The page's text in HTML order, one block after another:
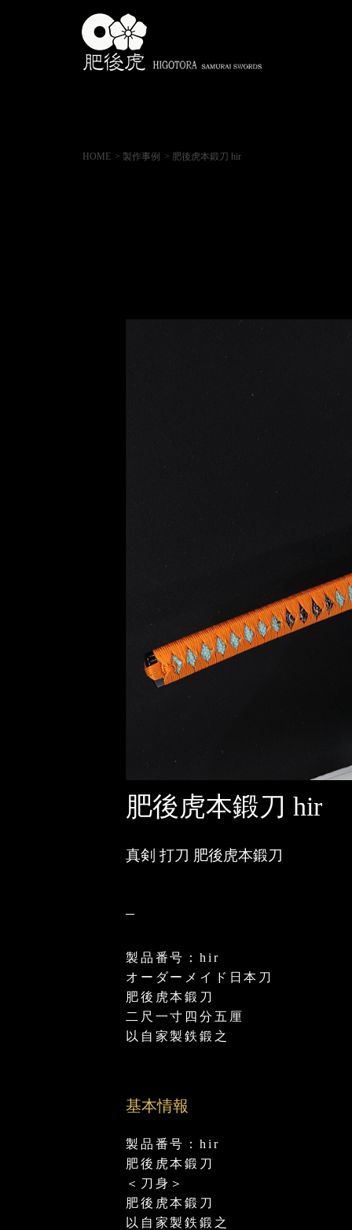
HOME > 製作事例 > 肥後虎本鍛刀 hir
肥後虎本鍛刀 hir
真剣 打刀 肥後虎本鍛刀
製品番号：hir
オーダーメイド日本刀
肥後虎本鍛刀
二尺一寸四分五厘
以自家製鉄鍛之
基本情報
製品番号：hir
肥後虎本鍛刀
＜刀身＞
肥後虎本鍛刀
以自家製鉄鍛之